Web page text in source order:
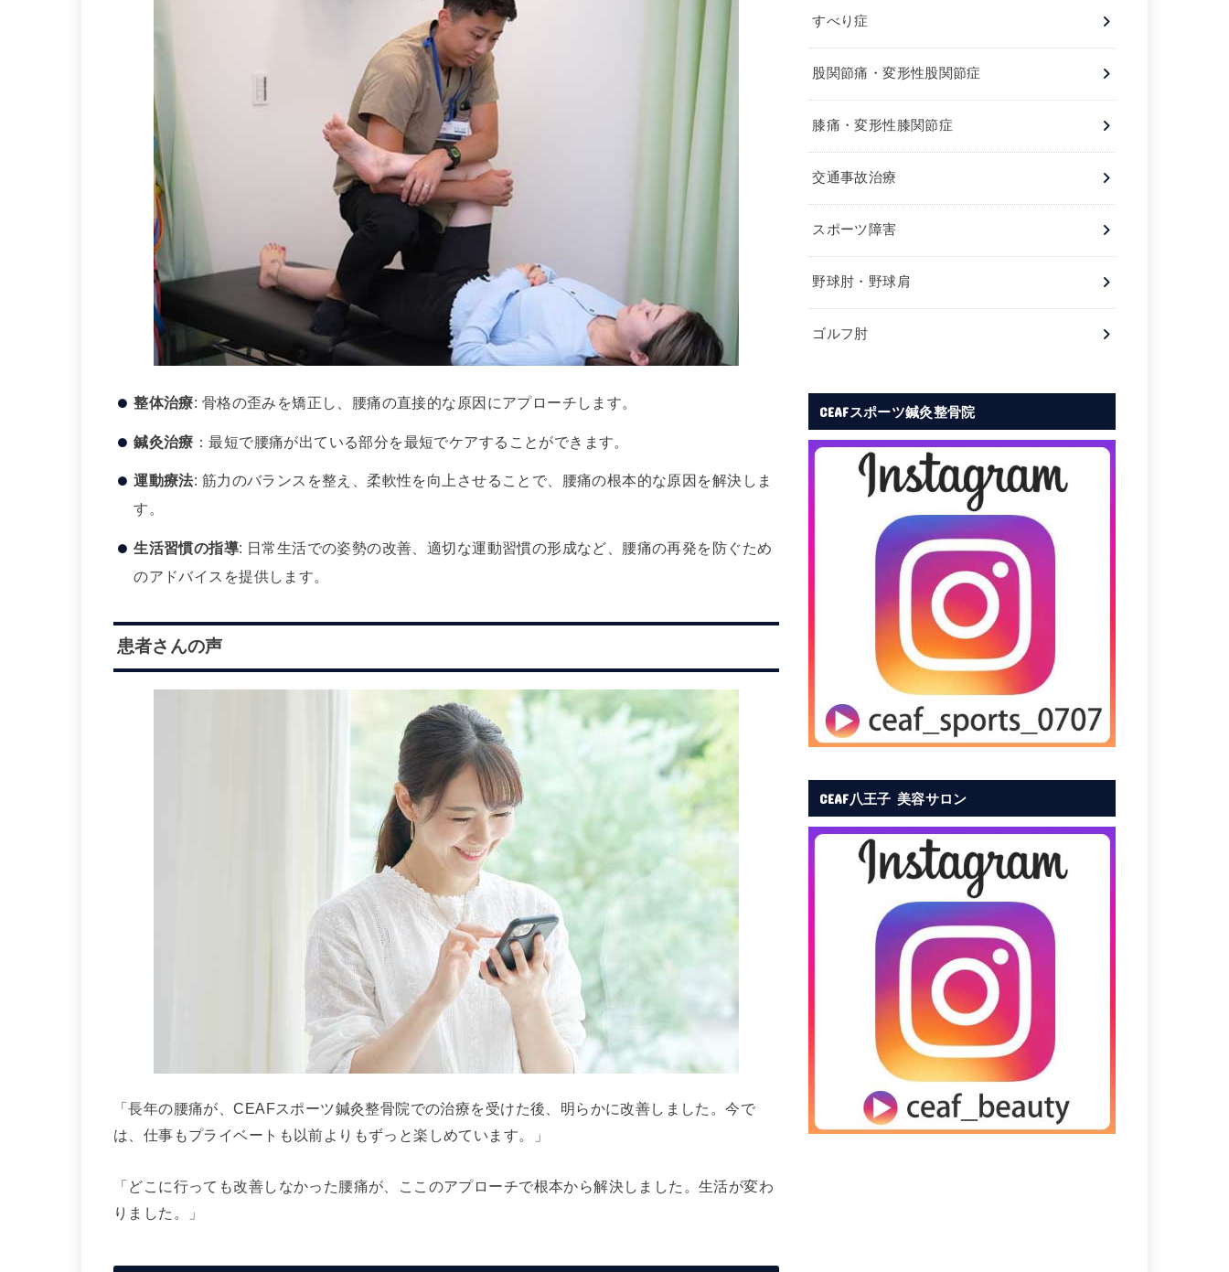
整体治療: 骨格の歪みを矯正し、腰痛の直接的な原因にアプローチします。
鍼灸治療 ：最短で腰痛が出ている部分を最短でケアすることができます。
運動療法: 筋力のバランスを整え、柔軟性を向上させることで、腰痛の根本的な原因を解決しま
す。
生活習慣の指導: 日常生活での姿勢の改善、適切な運動習慣の形成など、腰痛の再発を防ぐため
のアドバイスを提供します。
患者さんの声
「長年の腰痛が、CEAFスポーツ鍼灸整骨院での治療を受けた後、明らかに改善しました。今で
は、仕事もプライベートも以前よりもずっと楽しめています。」
「どこに行っても改善しなかった腰痛が、ここのアプローチで根本から解決しました。生活が変わ
りました。」
すべり症
股関節痛・変形性股関節症
膝痛・変形性膝関節症
交通事故治療
スポーツ障害
野球肘・野球肩
ゴルフ肘
CEAFスポーツ鍼灸整骨院
CEAF八王子 美容サロン